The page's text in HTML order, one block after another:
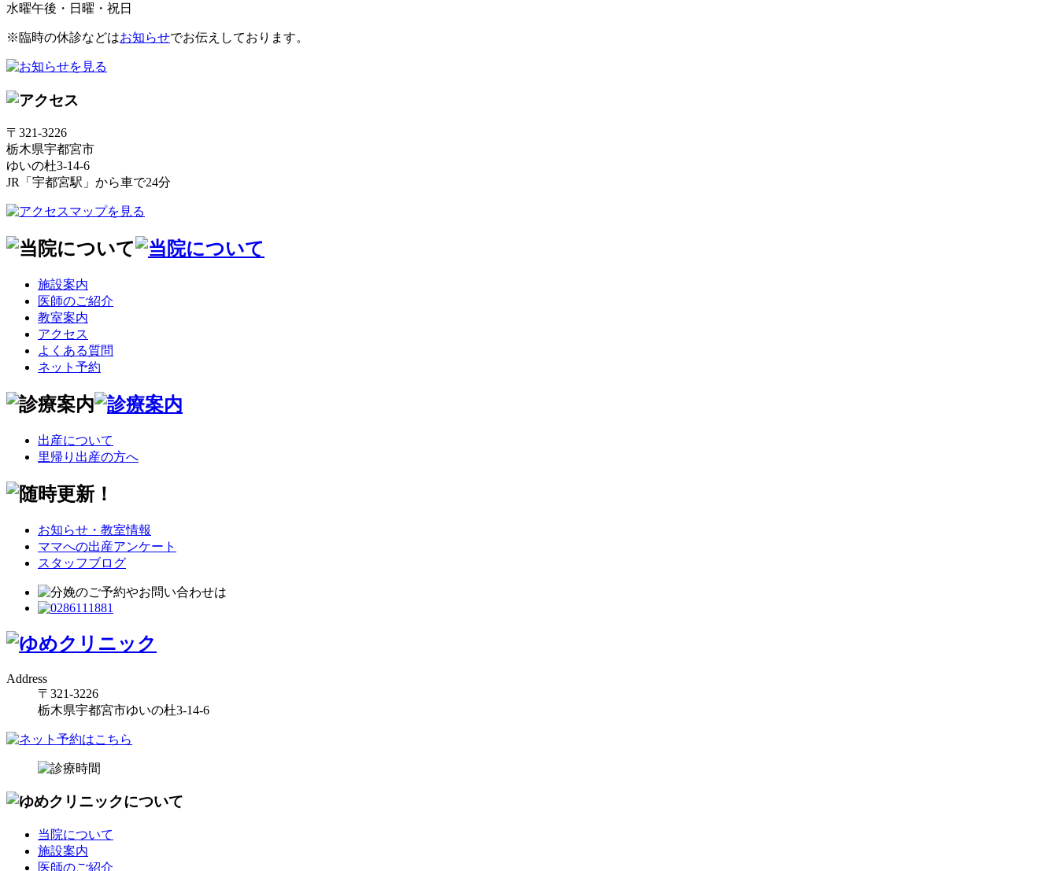
水曜午後・日曜・祝日
※臨時の休診などはお知らせでお伝えしております。
〒321-3226
栃木県宇都宮市
ゆいの杜3-14-6
JR「宇都宮駅」から車で24分
施設案内
医師のご紹介
教室案内
アクセス
よくある質問
ネット予約
出産について
里帰り出産の方へ
お知らせ・教室情報
ママへの出産アンケート
スタッフブログ
Address
〒321-3226
栃木県宇都宮市ゆいの杜3-14-6
当院について
施設案内
医師のご紹介